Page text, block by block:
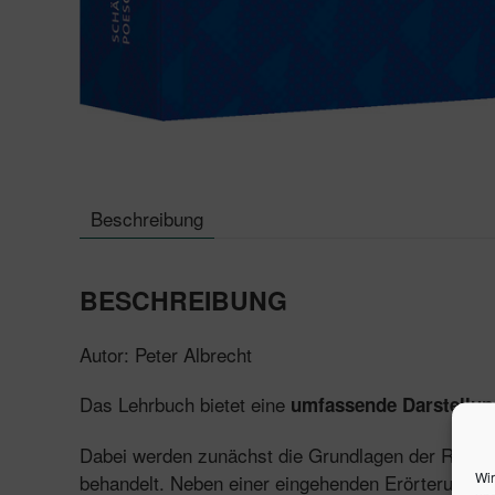
Beschreibung
BESCHREIBUNG
Autor: Peter Albrecht
Das Lehrbuch bietet eine umfassende
Dabei werden zunächst die Grundlagen der
behandelt. Neben einer eingehenden Erörterung